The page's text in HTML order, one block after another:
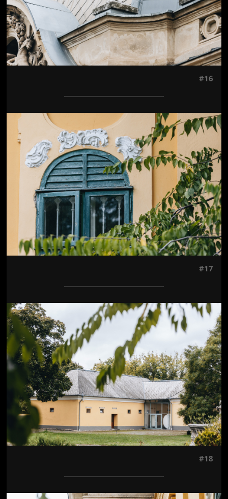
#16
Jön még kép!
#17
Jön még kép!
#18